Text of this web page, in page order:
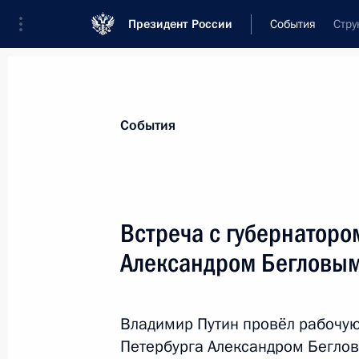
Президент России События
Новости
В законодательство внесены
4 марта 2022 года, 21:45
События
Встреча с
Александром
Владимир Путин провёл
Петербурга Александром